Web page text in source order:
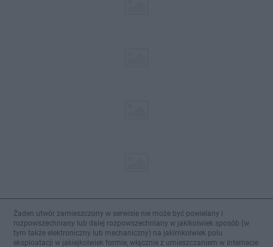
Żaden utwór zamieszczony w serwisie nie może być powielany i
rozpowszechniany lub dalej rozpowszechniany w jakikolwiek sposób (w
tym także elektroniczny lub mechaniczny) na jakimkolwiek polu
eksploatacji w jakiejkolwiek formie, włącznie z umieszczaniem w Internecie